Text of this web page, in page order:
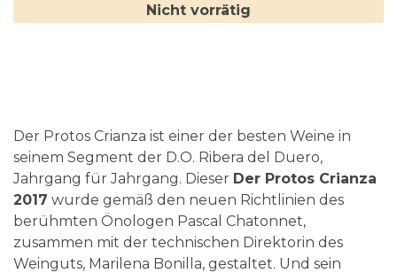
Nicht vorrätig
Der Protos Crianza ist einer der besten Weine in
seinem Segment der D.O. Ribera del Duero,
Jahrgang für Jahrgang. Dieser Der Protos Crianza
2017 wurde gemäß den neuen Richtlinien des
berühmten Önologen Pascal Chatonnet,
zusammen mit der technischen Direktorin des
Weinguts, Marilena Bonilla, gestaltet. Und sein